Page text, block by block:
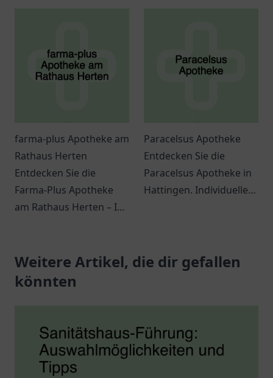
farma-plus Apotheke am
Rathaus Herten
Entdecken Sie die
Farma-Plus Apotheke
am Rathaus Herten – Ihr
und eine Vielzahl an
Gesundheitsprodukten.
Paracelsus Apotheke
Entdecken Sie die
Paracelsus Apotheke in
Hattingen. Individuelle
freundlicher
Atmosphäre.
Weitere Artikel, die dir gefallen
könnten